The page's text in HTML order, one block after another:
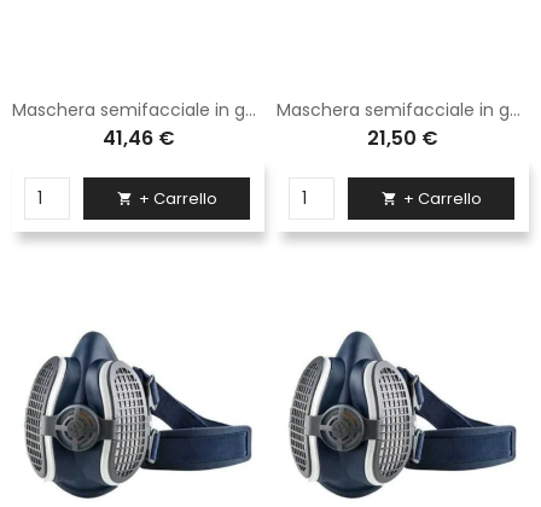
Maschera semifacciale in gomma termoplastica completa di filtri ABEK1 di colore nero e verde
41,46 €
 + Carrello
Maschera semifacciale in gomma termoplastica con due attacchi per filtri serie 200
21,50 €
 + Carrello